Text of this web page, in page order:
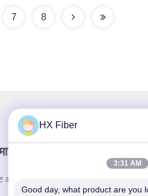
7 8
न्यूज़लैटर
और अधिक के लिए हमारे न्यूज़लेटर की सदस्यता
HX Fiber
3:31 AM
Good day, what product are you